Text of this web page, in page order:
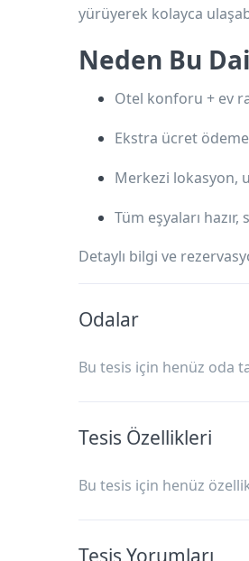
yürüyerek kolayca
Neden Bu
Otel konforu + ev
Ekstra ücret
Merkezi lokasyon,
Tüm eşyaları hazır,
Detaylı bilgi ve
Odalar
Bu tesis için henüz oda
Tesis Özellikleri
Bu tesis için henüz
Tesis Yorumları